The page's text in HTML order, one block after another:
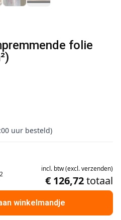
folie
uur besteld)
2
incl. btw(excl.verzenden)
€ 126,72totaal
winkelmandje